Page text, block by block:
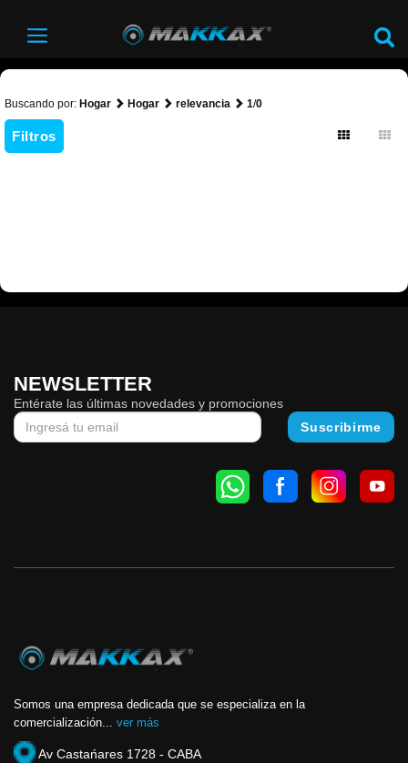
Buscando por: Hogar Hogar relevancia 1/0
Filtros
NEWSLETTER
Entérate las últimas novedades y promociones
Somos una empresa dedicada que se especializa en la
comercialización... ver más
Av Castańares 1728 - CABA